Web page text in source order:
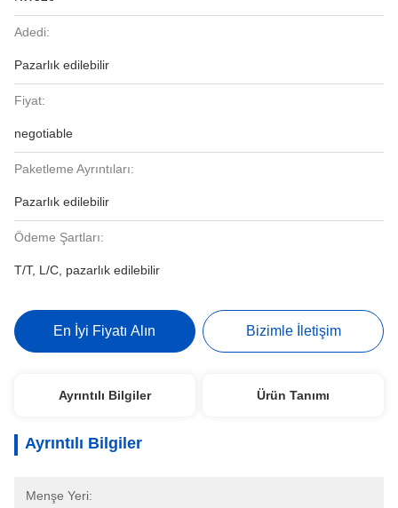
Adedi:
Pazarlık edilebilir
Fiyat:
negotiable
Paketleme Ayrıntıları:
Pazarlık edilebilir
Ödeme Şartları:
T/T, L/C, pazarlık edilebilir
En İyi Fiyatı Alın Bizimle İletişim
Ayrıntılı Bilgiler Ürün Tanımı
Ayrıntılı Bilgiler
Menşe Yeri: